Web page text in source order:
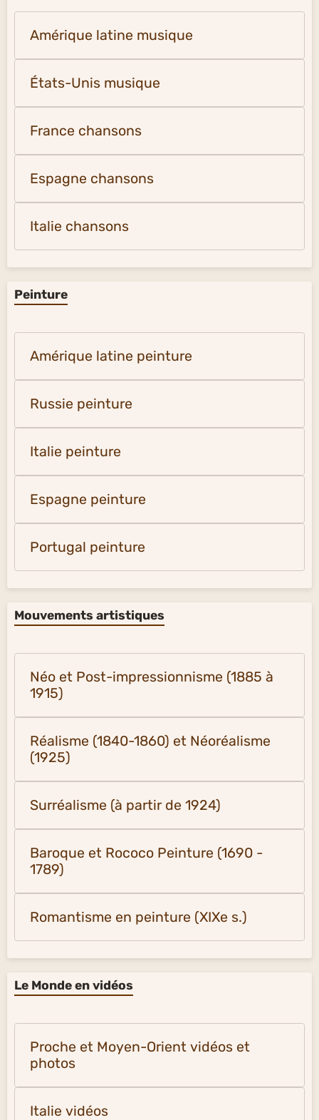
Amérique latine musique
États-Unis musique
France chansons
Espagne chansons
Italie chansons
Peinture
Amérique latine peinture
Russie peinture
Italie peinture
Espagne peinture
Portugal peinture
Mouvements artistiques
Néo et Post-impressionnisme (1885 à
1915)
Réalisme (1840-1860) et Néoréalisme
(1925)
Surréalisme (à partir de 1924)
Baroque et Rococo Peinture (1690 -
1789)
Romantisme en peinture (XIXe s.)
Le Monde en vidéos
Proche et Moyen-Orient vidéos et
photos
Italie vidéos